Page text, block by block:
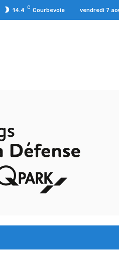
14.4 C Courbevoie vendredi 7